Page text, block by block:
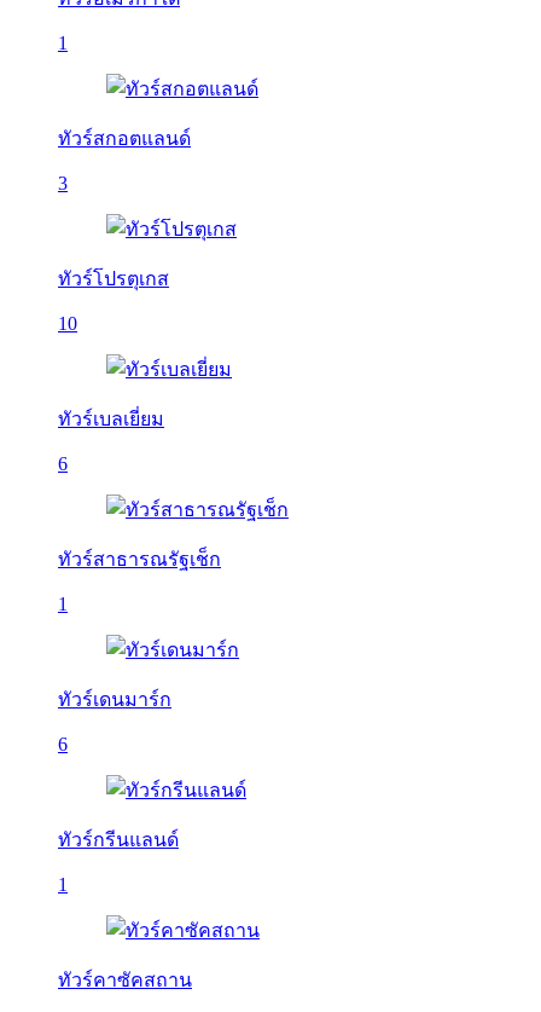
1
ทัวร์สกอตแลนด์
3
ทัวร์โปรตุเกส
10
ทัวร์เบลเยี่ยม
6
ทัวร์สาธารณรัฐเช็ก
1
ทัวร์เดนมาร์ก
6
ทัวร์กรีนแลนด์
1
ทัวร์คาซัคสถาน